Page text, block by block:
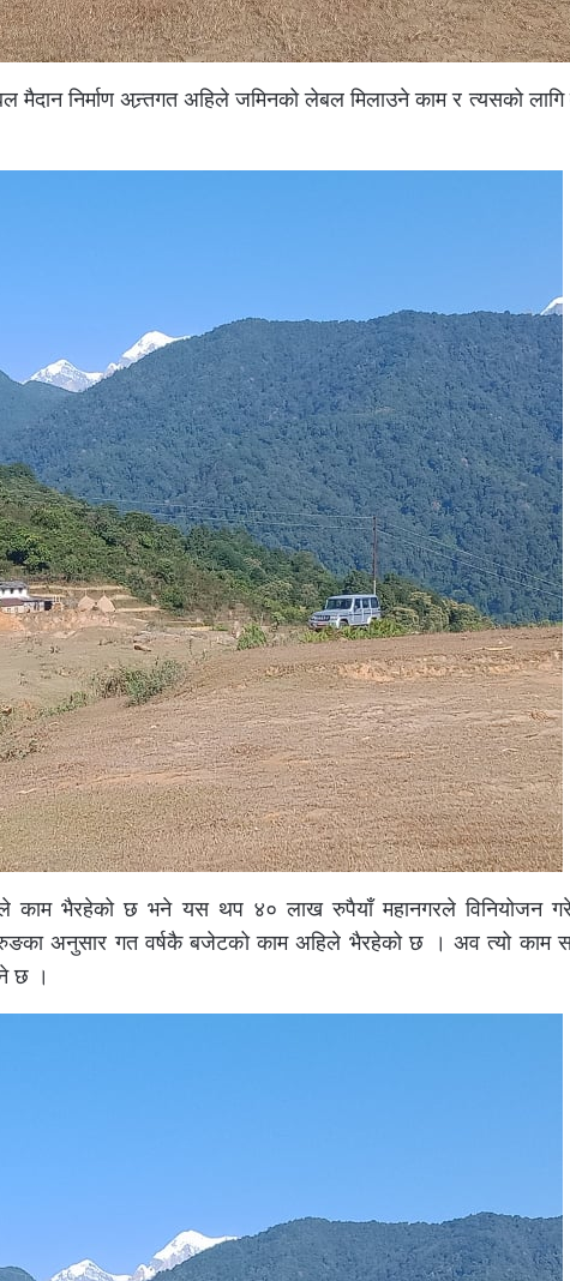
मैदान निर्माण अन्र्तगत अहिले जमिनको लेबल मिलाउने काम र त्यसको
काम भैरहेको छ भने यस थप ४० लाख रुपैयाँ महानगरले विनियोजन
अनुसार गत वर्षकै बजेटको काम अहिले भैरहेको छ । अव त्यो काम
छ ।